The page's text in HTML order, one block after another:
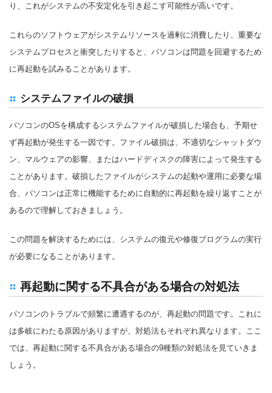
り、これがシステムの不安定化を引き起こす可能性が高いです。
これらのソフトウェアがシステムリソースを過剰に消費したり、重要な
システムプロセスと衝突したりすると、パソコンは問題を回避するため
に再起動を試みることがあります。
システムファイルの破損
パソコンのOSを構成するシステムファイルが破損した場合も、予期せ
ず再起動が発生する一因です。ファイル破損は、不適切なシャットダウ
ン、マルウェアの影響、またはハードディスクの障害によって発生する
ことがあります。破損したファイルがシステムの起動や運用に必要な場
合、パソコンは正常に機能するために自動的に再起動を繰り返すことが
あるので理解しておきましょう。
この問題を解決するためには、システムの復元や修復プログラムの実行
が必要になることがあります。
再起動に関する不具合がある場合の対処法
パソコンのトラブルで頻繁に遭遇するのが、再起動の問題です。これに
は多岐にわたる原因がありますが、対処法もそれぞれ異なります。ここ
では、再起動に関する不具合がある場合の9種類の対処法を見ていきま
しょう。